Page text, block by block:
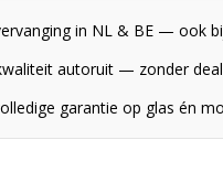
in NL & BE — ook
autoruit — zonder
garantie op glas én